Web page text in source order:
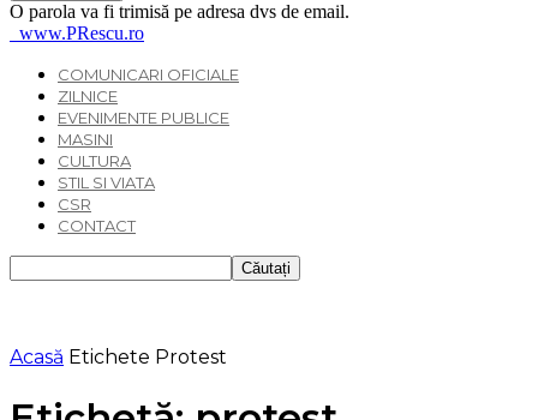
O parola va fi trimisă pe adresa dvs de email.
www.PRescu.ro
COMUNICARI OFICIALE
ZILNICE
EVENIMENTE PUBLICE
MASINI
CULTURA
STIL SI VIATA
CSR
CONTACT
Acasă Etichete Protest